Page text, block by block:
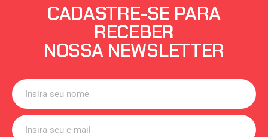
CADASTRE-SE PARA
RECEBER
NOSSA NEWSLETTER